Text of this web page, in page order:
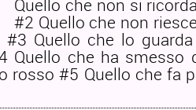
Quello che non si
#2 Quello che non
#3 Quello che lo
Quello che ha smesso
rosso #5 Quello che fa